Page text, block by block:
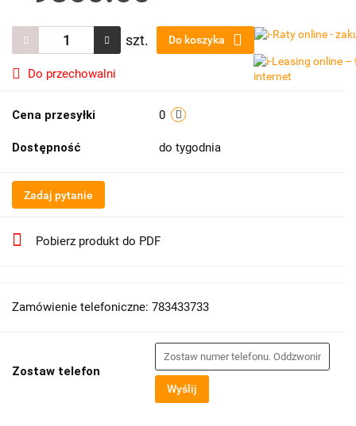
szt. Do koszyka
Do przechowalni
Cena przesyłki 0
Dostępność do tygodnia
Zadaj pytanie
Pobierz produkt do PDF
Zamówienie telefoniczne: 783433733
Zostaw telefon
Wyślij